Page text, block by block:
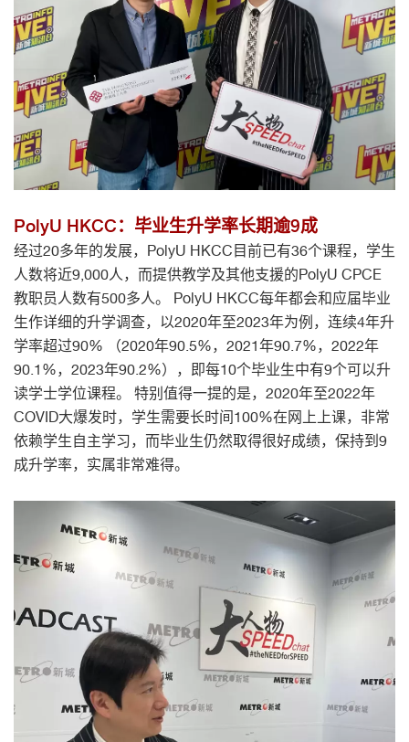
PolyU HKCC：毕业生升学率长期逾9成
经过20多年的发展，PolyU HKCC目前已有36个课程，学生
人数将近9,000人，而提供教学及其他支援的PolyU CPCE
教职员人数有500多人。 PolyU HKCC每年都会和应届毕业
生作详细的升学调查，以2020年至2023年为例，连续4年升
学率超过90% （2020年90.5%，2021年90.7%，2022年
90.1%，2023年90.2%），即每10个毕业生中有9个可以升
读学士学位课程。 特别值得一提的是，2020年至2022年
COVID大爆发时，学生需要长时间100%在网上上课，非常
依赖学生自主学习，而毕业生仍然取得很好成绩，保持到9
成升学率，实属非常难得。